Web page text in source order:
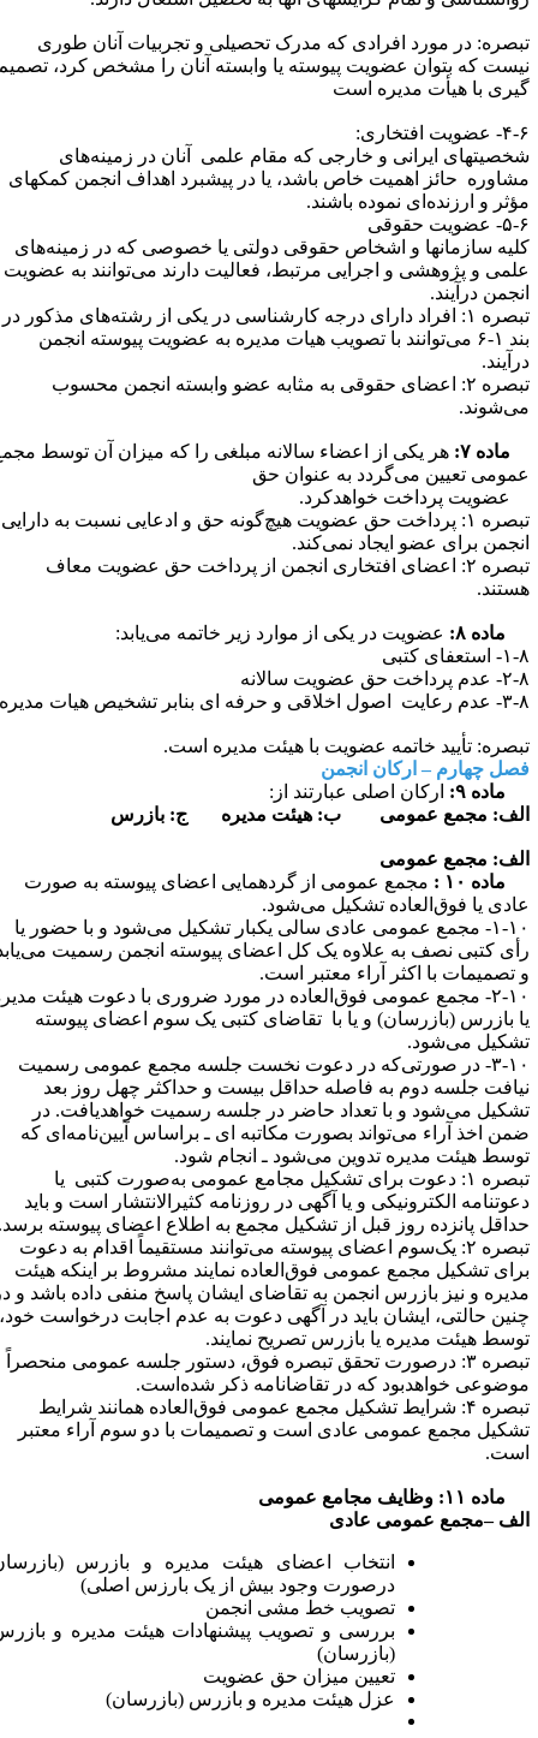
در مورد افرادی که مدرک تحصیلی و تجربیات آنان طوری
که بتوان عضویت پیوسته یا وابسته آنان را مشخص کرد، تصمیم
با هیأت مدیره است
افتخاری:
ایرانی و خارجی که مقام علمی آنان در زمینه‌های
حائز اهمیت خاص باشد، یا در پیشبرد اهداف انجمن کمک­های
و ارزنده‌ای نموده‌ باشند.
حقوقی
سازمانها و اشخاص حقوقی دولتی یا خصوصی که در زمینه‌های
و پژوهشی و اجرایی مرتبط، فعالیت دارند می‌توانند به عضویت
درآیند.
تبصره ۱: افراد دارای درجه کارشناسی در یکی از رشته‌های مذکور در
بند ۱-۶ می‌توانند با تصویب هیات مدیره به عضویت پیوسته انجمن
تبصره ۲: اعضای حقوقی به مثابه عضو وابسته انجمن محسوب
۷:
هر یکی از اعضاء سالانه مبلغی را که میزان آن توسط مجمع
تعیین می‌گردد به عنوان حق
پرداخت خواهدکرد.
تبصره ۱: پرداخت حق عضویت هیچ‌گونه حق و ادعایی نسبت به دارایی
برای عضو ایجاد نمی‌کند.
تبصره ۲: اعضای افتخاری انجمن از پرداخت حق عضویت معاف
۸:
عضویت در یکی از موارد زیر خاتمه می‌یابد:
کتبی
حق عضویت سالانه
۳-۸- عدم رعایت اصول اخلاقی و حرفه ای بنابر تشخیص هیات مدیره
تأیید خاتمه عضویت با هیئت مدیره است.
چهارم – ارکان انجمن
۹:
ارکان اصلی عبارتند از:
مجمع عمومی ب: هیئت مدیره ج: بازرس
مجمع عمومی
ماده ۱۰ :
مجمع عمومی از گردهمایی اعضای پیوسته به صورت
یا فوق‌العاده تشکیل می‌شود.
۱-۱۰- مجمع عمومی عادی سالی یکبار تشکیل می‌شود و با حضور یا
کتبی نصف به علاوه یک کل اعضای پیوسته انجمن رسمیت می‌یابد
تصمیمات با اکثر آراء معتبر است.
۲-۱۰- مجمع عمومی فوق‌العاده در مورد ضروری با دعوت هیئت مدیره
بازرس (بازرسان) و یا با تقاضای کتبی یک سوم اعضای پیوسته
می‌شود.
۳-۱۰- در صورتی‌که در دعوت نخست جلسه مجمع عمومی رسمیت
جلسه دوم به فاصله حداقل بیست و حداکثر چهل روز بعد
می‌شود و با تعداد حاضر در جلسه رسمیت خواهدیافت. در
اخذ آراء می‌تواند بصورت مکاتبه ای ـ براساس آیین‌نامه‌ای که
هیئت مدیره تدوین می‌شود ـ انجام شود.
تبصره ۱: دعوت برای تشکیل مجامع عمومی به‌صورت کتبی یا
الکترونیکی و یا آگهی در روزنامه‌ کثیر‌الانتشار است و باید
پانزده روز قبل از تشکیل مجمع به اطلاع اعضای پیوسته برسد.
تبصره ۲: یک‌سوم اعضای پیوسته می‌توانند مستقیماً اقدام به دعوت
تشکیل مجمع عمومی فوق‌العاده نمایند مشروط بر اینکه هیئت
و نیز بازرس انجمن به تقاضای ایشان پاسخ منفی داده باشد و در
حالتی، ایشان باید در آگهی دعوت به عدم اجابت درخواست خود،
هیئت مدیره یا بازرس تصریح نمایند.
تبصره ۳: درصورت تحقق تبصره فوق، دستور جلسه عمومی منحصراً
خواهدبود که در تقاضانامه ذکر شده‌است.
تبصره ۴: شرایط تشکیل مجمع عمومی فوق‌العاده همانند شرایط
مجمع عمومی عادی است و تصمیمات با دو سوم آراء معتبر
۱۱: وظایف مجامع عمومی
– مجمع عمومی عادی
انتخاب اعضای هیئت مدیره و بازرس (بازرسان
درصورت وجود بیش از یک بارزس اصلی)
تصویب خط مشی انجمن
بررسی و تصویب پیشنهادات هیئت مدیره و بازرس
(بازرسان)
تعیین میزان حق عضویت
عزل هیئت مدیره و بازرس (بازرسان)